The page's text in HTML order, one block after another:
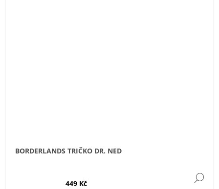
BORDERLANDS TRIČKO DR. NED
449 Kč